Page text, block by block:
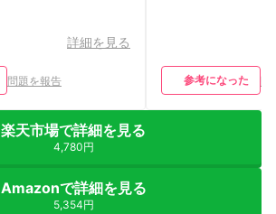
詳細を見る
問題を報告 参考になった
楽天市場で詳細を見る
4,780円
Amazonで詳細を見る
5,354円